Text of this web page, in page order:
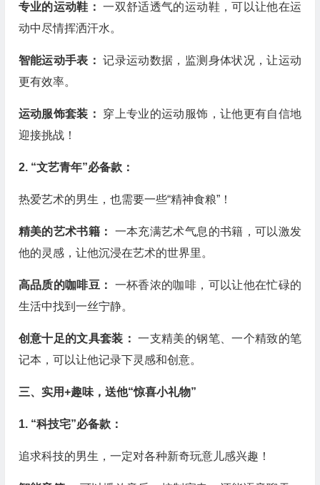
专业的运动鞋：一双舒适透气的运动鞋，可以让他在运
动中尽情挥洒汗水。
智能运动手表：记录运动数据，监测身体状况，让运动
更有效率。
运动服饰套装： 穿上专业的运动服饰，让他更有自信地
迎接挑战！
2. “文艺青年”必备款：
热爱艺术的男生，也需要一些“精神食粮”！
精美的艺术书籍： 一本充满艺术气息的书籍，可以激发
他的灵感，让他沉浸在艺术的世界里。
高品质的咖啡豆： 一杯香浓的咖啡，可以让他在忙碌的
生活中找到一丝宁静。
创意十足的文具套装：一支精美的钢笔、一个精致的笔
记本，可以让他记录下灵感和创意。
三、实用+趣味，送他“惊喜小礼物”
1. “科技宅”必备款：
追求科技的男生，一定对各种新奇玩意儿感兴趣！